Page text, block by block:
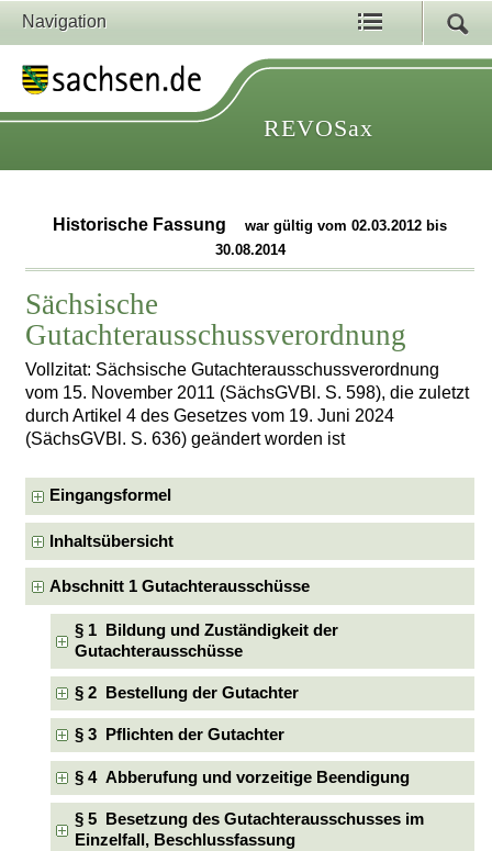
Navigation
REVOSax
Historische Fassung
war gültig vom 02.03.2012 bis
30.08.2014
Sächsische
Gutachterausschussverordnung
Vollzitat: Sächsische Gutachterausschussverordnung
vom 15. November 2011 (SächsGVBl. S. 598), die zuletzt
durch Artikel 4 des Gesetzes vom 19. Juni 2024
(SächsGVBl. S. 636) geändert worden ist
Eingangsformel
Inhaltsübersicht
Abschnitt 1 Gutachterausschüsse
§ 1 Bildung und Zuständigkeit der
Gutachterausschüsse
§ 2 Bestellung der Gutachter
§ 3 Pflichten der Gutachter
§ 4 Abberufung und vorzeitige Beendigung
§ 5 Besetzung des Gutachterausschusses im
Einzelfall, Beschlussfassung